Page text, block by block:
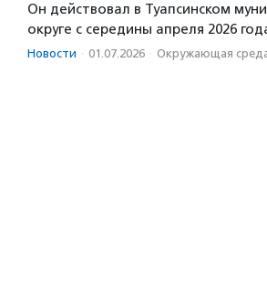
Он действовал в Туапсинском
округе с середины апреля 2026
Новости · 01.07.2026 · Окружающая